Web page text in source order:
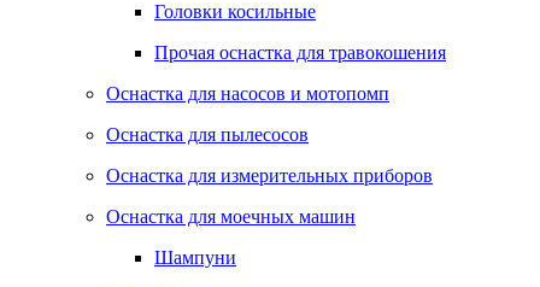
Головки косильные
Прочая оснастка для травокошения
Оснастка для насосов и мотопомп
Оснастка для пылесосов
Оснастка для измерительных приборов
Оснастка для моечных машин
Шампуни